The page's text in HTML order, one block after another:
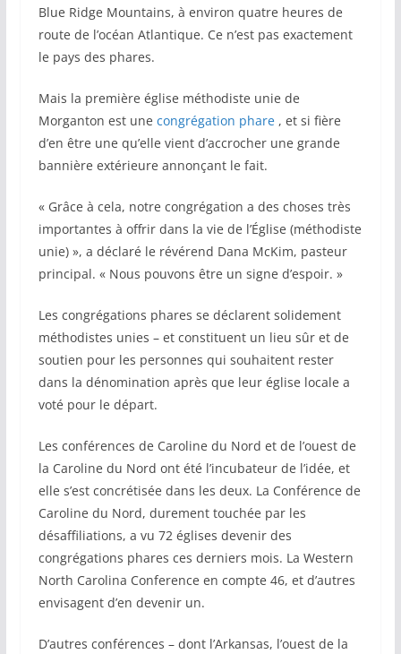
Blue Ridge Mountains, à environ quatre heures de
route de l’océan Atlantique. Ce n’est pas exactement
le pays des phares.
Mais la première église méthodiste unie de
Morganton est une congrégation phare, et si fière
d’en être une qu’elle vient d’accrocher une grande
bannière extérieure annonçant le fait.
« Grâce à cela, notre congrégation a des choses très
importantes à offrir dans la vie de l’Église (méthodiste
unie) », a déclaré le révérend Dana McKim, pasteur
principal. « Nous pouvons être un signe d’espoir. »
Les congrégations phares se déclarent solidement
méthodistes unies – et constituent un lieu sûr et de
soutien pour les personnes qui souhaitent rester
dans la dénomination après que leur église locale a
voté pour le départ.
Les conférences de Caroline du Nord et de l’ouest de
la Caroline du Nord ont été l’incubateur de l’idée, et
elle s’est concrétisée dans les deux. La Conférence de
Caroline du Nord, durement touchée par les
désaffiliations, a vu 72 églises devenir des
congrégations phares ces derniers mois. La Western
North Carolina Conference en compte 46, et d’autres
envisagent d’en devenir un.
D’autres conférences – dont l’Arkansas, l’ouest de la